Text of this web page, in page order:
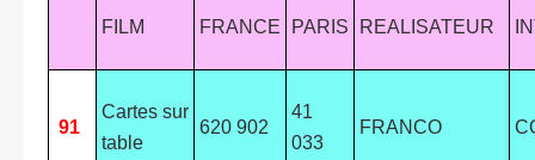
FILM FRANCE PARIS REALISATEUR
91
Cartes sur
table
620 902
41
033
FRANCO